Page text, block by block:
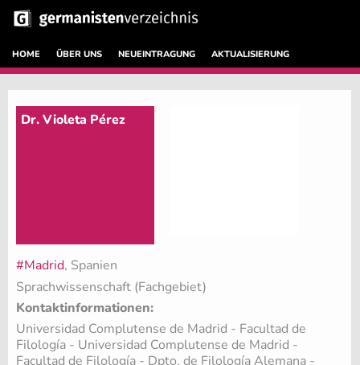
HOME ÜBER UNS NEUEINTRAGUNG AKTUALISIERUNG
Dr. Violeta Pérez
#Madrid, Spanien
Sprachwissenschaft (Fachgebiet)
Kontaktinformationen:
Universidad Complutense de Madrid - Facultad de
Filología - Universidad Complutense de Madrid -
Facultad de Filología - Dpto. de Filología Alemana -